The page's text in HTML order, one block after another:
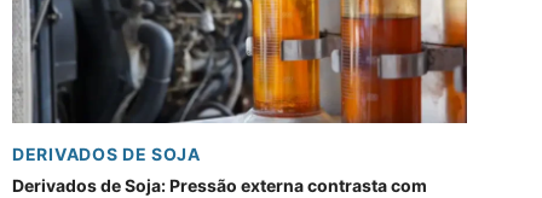
DERIVADOS DE SOJA
Derivados de Soja: Pressão externa contrasta com